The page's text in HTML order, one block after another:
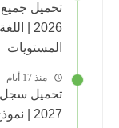
تحميل جميع
2026
المستويات
منذ 17 أيام
2027 | نموذج عملي يتسع لـ 40 تلميذًا